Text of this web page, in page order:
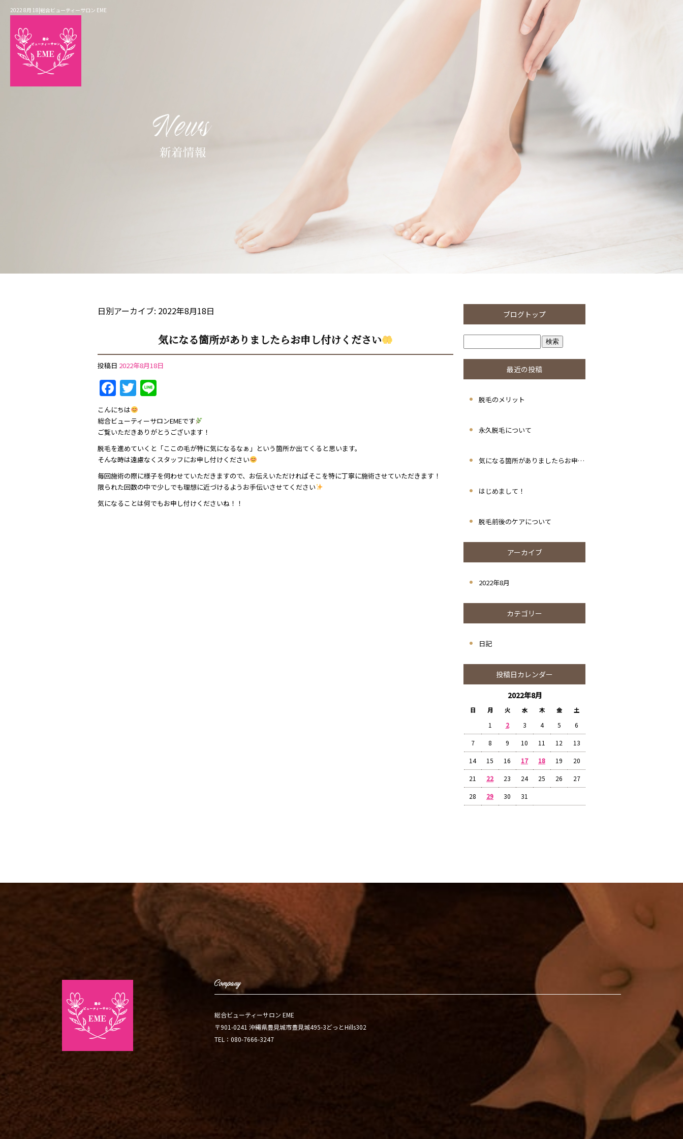
2022 8月 18|総合ビューティーサロン EME
日別アーカイブ: 2022年8月18日
気になる箇所がありましたらお申し付けください
投稿日 2022年8月18日
Facebook
Twitter
こんにちは
総合ビューティーサロンEMEです
ご覧いただきありがとうございます！
脱毛を進めていくと「ここの毛が特に気になるなぁ」という箇所か出てくると思います。
そんな時は遠慮なくスタッフにお申し付けください
毎回施術の際に様子を伺わせていただきますので、お伝えいただければそこを特に丁寧に施術させていただきます！
限られた回数の中で少しでも理想に近づけるようお手伝いさせてください
気になることは何でもお申し付けくださいね！！
ブログトップ
最近の投稿
脱毛のメリット
永久脱毛について
気になる箇所がありましたらお申し付けください
はじめまして！
脱毛前後のケアについて
アーカイブ
2022年8月
カテゴリー
日記
投稿日カレンダー
2022年8月
日 月 火 水 木 金 土
1 2 3 4 5 6
7 8 9 10 11 12 13
14 15 16 17 18 19 20
21 22 23 24 25 26 27
28 29 30 31
総合ビューティーサロン EME
〒901-0241 沖縄県豊見城市豊見城495-3どっとHills302
TEL：080-7666-3247